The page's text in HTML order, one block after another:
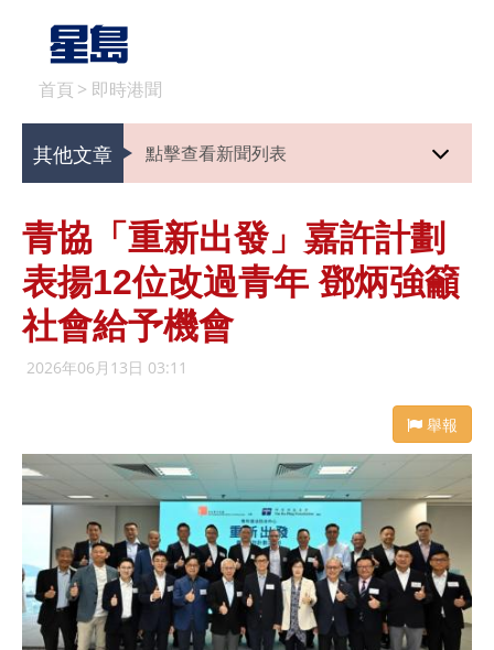
首頁 > 即時港聞
其他文章 點擊查看新聞列表
青協「重新出發」嘉許計劃
表揚12位改過青年 鄧炳強籲
社會給予機會
2026年06月13日 03:11
舉報